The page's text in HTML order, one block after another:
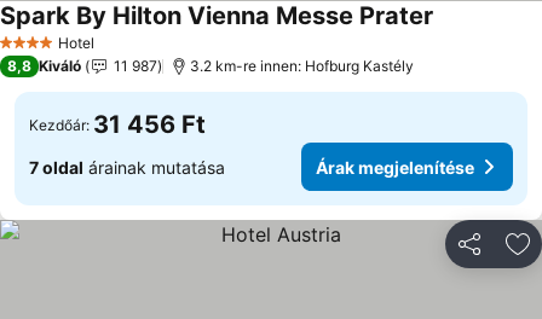
4 KategóriaHotel
Spark By Hilton Vienna Messe Prater
8,8 Kiváló 11 987 3.2 km-re innen: Hofburg Kastély
Kezdőár: 31 456 Ft
7 oldal árainak mutatása Árak megjelenítése